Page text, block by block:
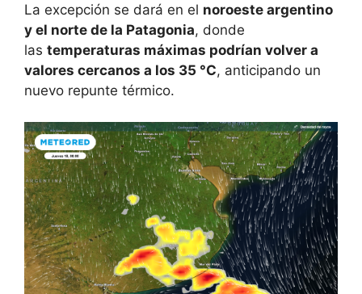
La excepción se dará en el noroeste argentino
y el norte de la Patagonia, donde
las temperaturas máximas podrían volver a
valores cercanos a los 35 °C, anticipando un
nuevo repunte térmico.